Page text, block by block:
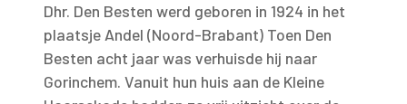
Dhr. Den Besten werd geboren in 1924 in het
plaatsje Andel (Noord-Brabant) Toen Den
Besten acht jaar was verhuisde hij naar
Gorinchem. Vanuit hun huis aan de Kleine